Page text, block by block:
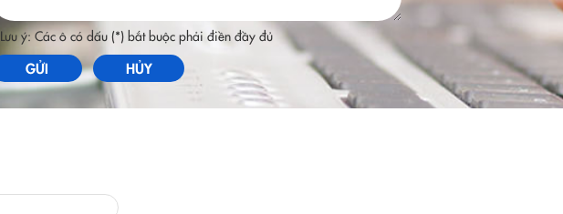
Lưu ý: Các ô có dấu (*) bắt buộc phải điền đầy đủ
GỬI HỦY